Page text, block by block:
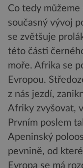
Co tedy
současný vývoj
se zvětšuje
této části
moře. Afrika se
Evropou.
z nás jezdí,
Afriky zvyšovat,
Prvním poslem
Apeninský
pevnině, od
Evropa se má